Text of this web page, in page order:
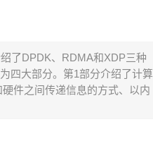
了DPDK、RDMA和XDP三种
四大部分。第1部分介绍了计算
件之间传递信息的方式、以内